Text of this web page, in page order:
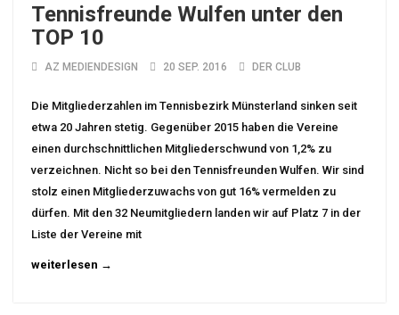
Tennisfreunde Wulfen unter den
TOP 10
AZ MEDIENDESIGN 20 SEP. 2016 DER CLUB
Die Mitgliederzahlen im Tennisbezirk Münsterland sinken seit
etwa 20 Jahren stetig. Gegenüber 2015 haben die Vereine
einen durchschnittlichen Mitgliederschwund von 1,2% zu
verzeichnen. Nicht so bei den Tennisfreunden Wulfen. Wir sind
stolz einen Mitgliederzuwachs von gut 16% vermelden zu
dürfen. Mit den 32 Neumitgliedern landen wir auf Platz 7 in der
Liste der Vereine mit
weiterlesen →